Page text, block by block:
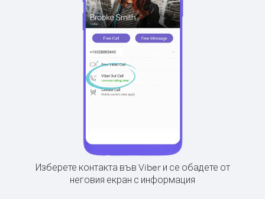
Изберете контакта във Viber и се обадете от
неговия екран с информация